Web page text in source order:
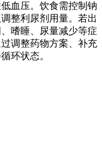
血压。饮食需控制钠
整利尿剂用量。若出
嗜睡、尿量减少等症
调整药物方案、补充
环状态。